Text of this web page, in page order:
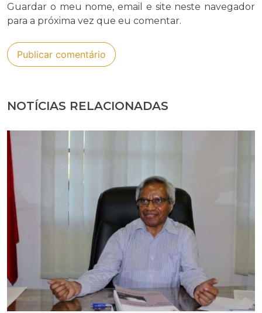
Guardar o meu nome, email e site neste navegador
para a próxima vez que eu comentar.
NOTÍCIAS RELACIONADAS